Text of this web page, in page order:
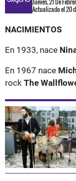
Actualizado el 20
NACIMIENTOS
En 1933, nace
En 1967 nace
rock The